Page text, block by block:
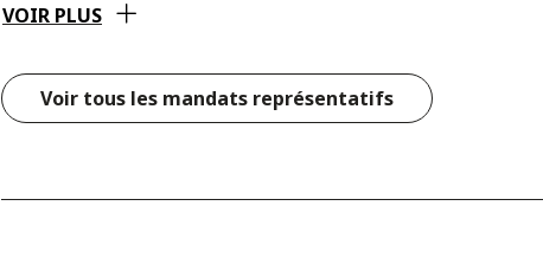
VOIR PLUS
Voir tous les mandats représentatifs